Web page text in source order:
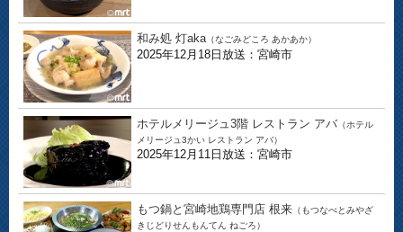
和み処 灯aka（なごみどころ あかあか）
2025年12月18日放送：宮崎市
ホテルメリージュ3階 レストラン アバ （ホテル
メリージュ3かい レストラン アバ）
2025年12月11日放送：宮崎市
もつ鍋と宮崎地鶏専門店 根来 （もつなべとみやざ
きじどりせんもんてん ねごろ）